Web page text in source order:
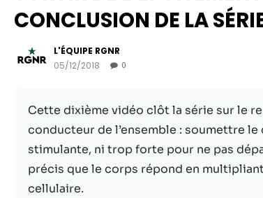
CONCLUSION DE LA
L'ÉQUIPE RGNR
05/12/2018
0
Cette dixième vidéo clôt la série sur le
conducteur de l’ensemble : soumettre le
stimulante, ni trop forte pour ne pas
précis que le corps répond en
cellulaire.